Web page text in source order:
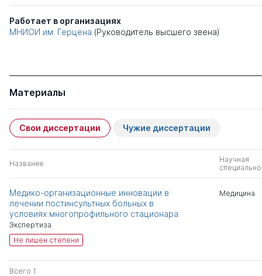
Работает в организациях
МНИОИ им. Герцена (Руководитель высшего звена)
Материалы
Свои диссертации Чужие диссертации
Название
Научная
Медико-организационные инновации в
лечении постинсультных больных в
условиях многопрофильного стационара
Экспертиза
Не лишен степени
Медицина
Всего 1